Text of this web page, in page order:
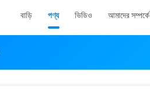
বাড়ি পণ্য ভিডিও আমাদের সম্পর্কে